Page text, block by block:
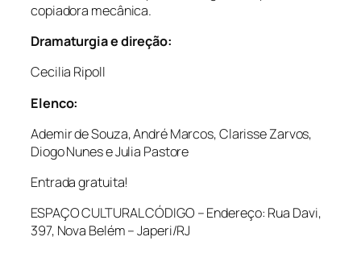
copiadora mecânica.
Dramaturgia e direção:
Cecilia Ripoll
Elenco:
Ademir de Souza, André Marcos, Clarisse Zarvos,
Diogo Nunes e Julia Pastore
Entrada gratuita!
ESPAÇO CULTURAL CÓDIGO – Endereço: Rua Davi,
397, Nova Belém – Japeri/RJ